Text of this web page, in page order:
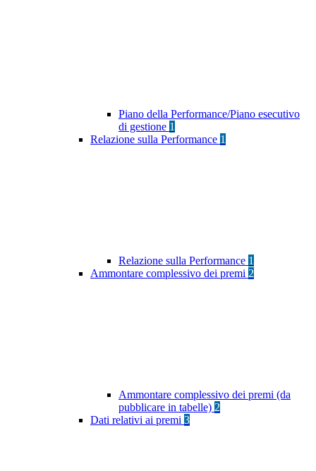
Piano della Performance/Piano esecutivo
di gestione 1
Relazione sulla Performance 1
Relazione sulla Performance 1
Ammontare complessivo dei premi 2
Ammontare complessivo dei premi (da
pubblicare in tabelle) 2
Dati relativi ai premi 3